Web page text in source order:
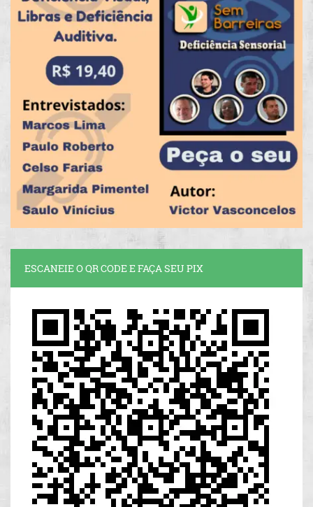
ESCANEIE O QR CODE E FAÇA SEU PIX